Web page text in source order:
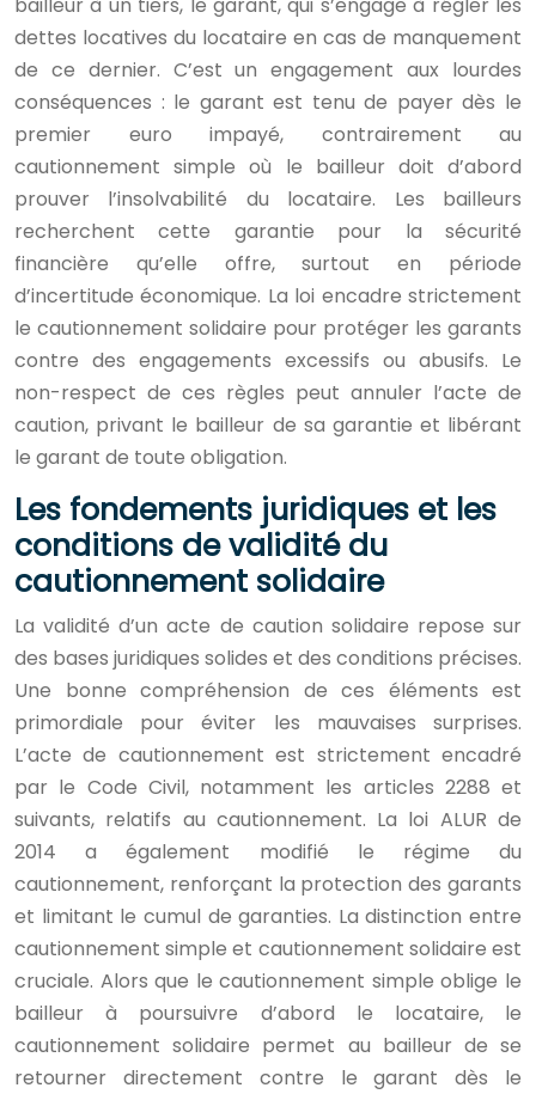
bailleur à un tiers, le garant, qui s’engage à régler les
dettes locatives du locataire en cas de manquement
de ce dernier. C’est un engagement aux lourdes
conséquences : le garant est tenu de payer dès le
premier euro impayé, contrairement au
cautionnement simple où le bailleur doit d’abord
prouver l’insolvabilité du locataire. Les bailleurs
recherchent cette garantie pour la sécurité
financière qu’elle offre, surtout en période
d’incertitude économique. La loi encadre strictement
le cautionnement solidaire pour protéger les garants
contre des engagements excessifs ou abusifs. Le
non-respect de ces règles peut annuler l’acte de
caution, privant le bailleur de sa garantie et libérant
le garant de toute obligation.
Les fondements juridiques et les
conditions de validité du
cautionnement solidaire
La validité d’un acte de caution solidaire repose sur
des bases juridiques solides et des conditions précises.
Une bonne compréhension de ces éléments est
primordiale pour éviter les mauvaises surprises.
L’acte de cautionnement est strictement encadré
par le Code Civil, notamment les articles 2288 et
suivants, relatifs au cautionnement. La loi ALUR de
2014 a également modifié le régime du
cautionnement, renforçant la protection des garants
et limitant le cumul de garanties. La distinction entre
cautionnement simple et cautionnement solidaire est
cruciale. Alors que le cautionnement simple oblige le
bailleur à poursuivre d’abord le locataire, le
cautionnement solidaire permet au bailleur de se
retourner directement contre le garant dès le